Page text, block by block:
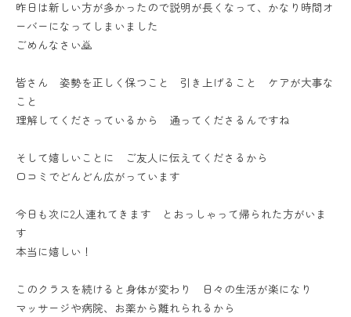
昨日は新しい方が多かったので説明が長くなって、かなり時間オ
ーバーになってしまいました
ごめんなさい🙇
皆さん 姿勢を正しく保つこと 引き上げること ケアが大事な
こと
理解してくださっているから 通ってくださるんですね
そして嬉しいことに ご友人に伝えてくださるから
口コミでどんどん広がっています
今日も次に2人連れてきます とおっしゃって帰られた方がいま
す
本当に嬉しい！
このクラスを続けると身体が変わり 日々の生活が楽になり
マッサージや病院、お薬から離れられるから